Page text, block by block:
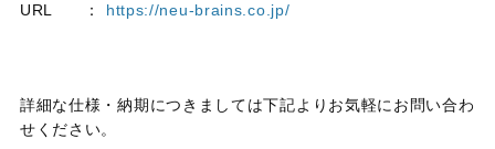
URL ： https://neu-brains.co.jp/
詳細な仕様・納期につきましては下記よりお気軽にお問い合わ
せください。